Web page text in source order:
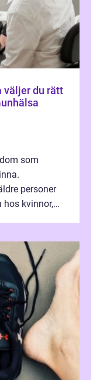
som
personer
hos kvinnor,